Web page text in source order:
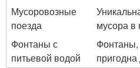
Мусоровозные
поезда
мусора в
Фонтаны с
питьевой водой
Фонтаны,